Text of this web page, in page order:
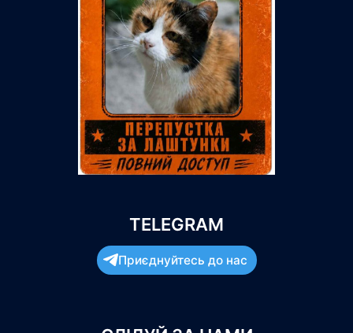
TELEGRAM
Приєднуйтесь до нас